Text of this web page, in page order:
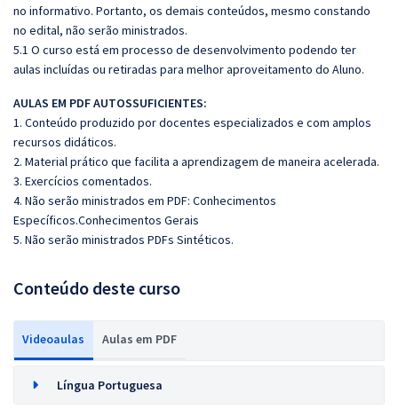
no informativo. Portanto, os demais conteúdos, mesmo constando
no edital, não serão ministrados.
5.1 O curso está em processo de desenvolvimento podendo ter
aulas incluídas ou retiradas para melhor aproveitamento do Aluno.
AULAS EM PDF AUTOSSUFICIENTES:
1. Conteúdo produzido por docentes especializados e com amplos
recursos didáticos.
2. Material prático que facilita a aprendizagem de maneira acelerada.
3. Exercícios comentados.
4. Não serão ministrados em PDF: Conhecimentos
Específicos.Conhecimentos Gerais
5. Não serão ministrados PDFs Sintéticos.
Conteúdo deste curso
Videoaulas Aulas em PDF
Língua Portuguesa